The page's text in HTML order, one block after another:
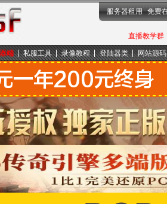
直播教学群
服务器租用 免费
端 私服工具 录像教程 登陆器类 网站源码